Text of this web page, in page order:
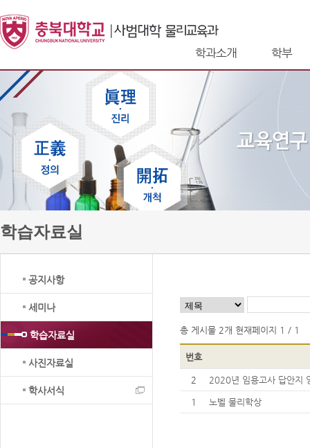
학과소개 학부
공지사항
세미나
학습자료실
사진자료실
학사서식
학습자료실
총 게시물 2개 현재페이지 1 / 1
번호
2 2020년 임용고사 답안지
1 노벨 물리학상